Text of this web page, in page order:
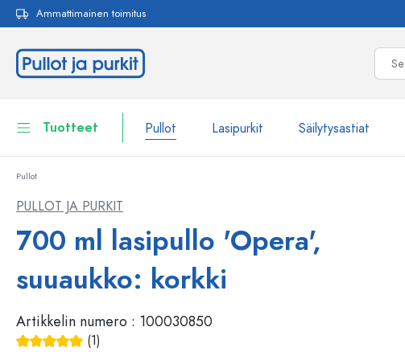
Siirry päänavigointiin
Ammattimainen toimitus
Tuotteet Pullot Lasipurkit Säilytysastiat
Lasipurkit
Kosmetiikka-astiat
Pullot tuotemerkin mukaan
WECK-Lasipullot
Pullot
PULLOT JA PURKIT
700 ml lasipullo 'Opera',
suuaukko: korkki
Artikkelin numero : 100030850
(1)